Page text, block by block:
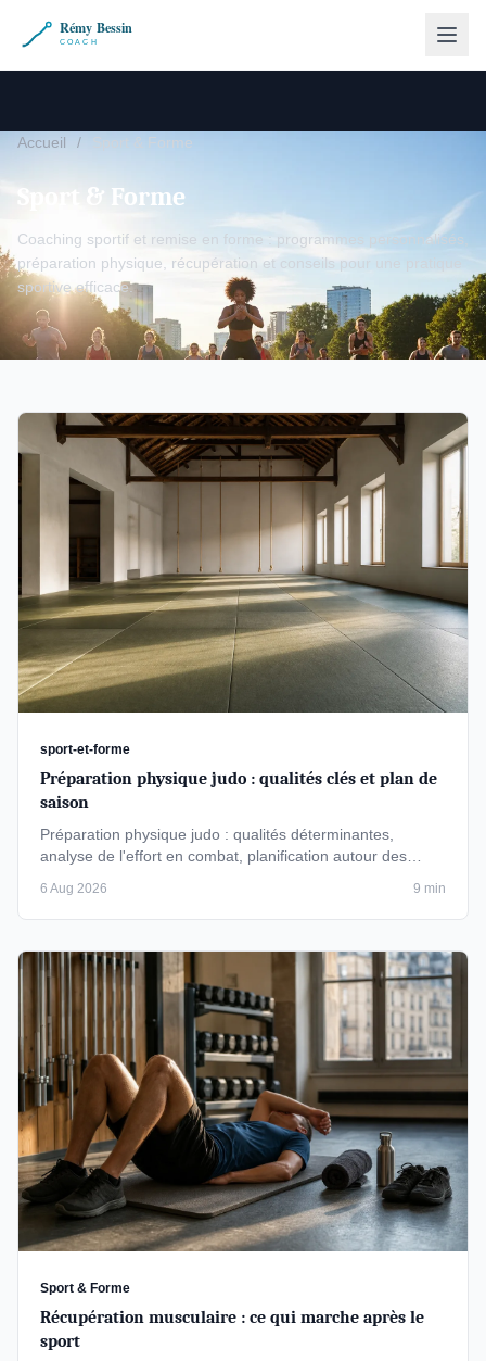
Accueil / Sport & Forme
Sport & Forme
Coaching sportif et remise en forme : programmes personnalisés,
préparation physique, récupération et conseils pour une pratique
sportive efficace.
sport-et-forme
Préparation physique judo : qualités clés et plan de
saison
Préparation physique judo : qualités déterminantes,
analyse de l'effort en combat, planification autour des
6 Aug 2026 9 min
Sport & Forme
Récupération musculaire : ce qui marche après le
sport